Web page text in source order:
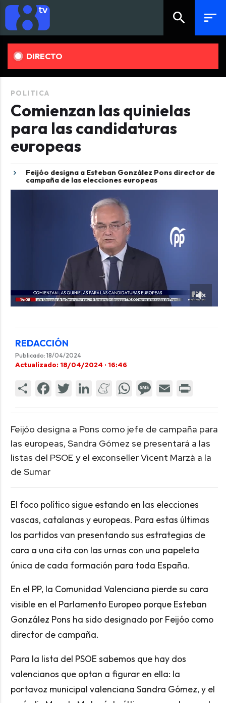
search sort
DIRECTO
POLITICA
Comienzan las quinielas
para las candidaturas
europeas
Feijóo designa a Esteban González Pons director de
campaña de las elecciones europeas
REDACCIÓN
Publicado: 18/04/2024
Actualizado: 18/04/2024 · 16:46
Feijóo designa a Pons como jefe de campaña para
las europeas, Sandra Gómez se presentará a las
listas del PSOE y el exconseller Vicent Marzà a la
de Sumar
El foco político sigue estando en las elecciones
vascas, catalanas y europeas. Para estas últimas
los partidos van presentando sus estrategias de
cara a una cita con las urnas con una papeleta
única de cada formación para toda España.
En el PP, la Comunidad Valenciana pierde su cara
visible en el Parlamento Europeo porque Esteban
González Pons ha sido designado por Feijóo como
director de campaña.
Para la lista del PSOE sabemos que hay dos
valencianos que optan a figurar en ella: la
portavoz municipal valenciana Sandra Gómez, y el